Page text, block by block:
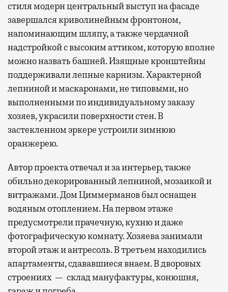
стиля модерн центральный выступ на фасаде
завершался криволинейным фронтоном,
напоминающим шляпу, а также чердачной
надстройкой с высоким аттиком, которую вполне
можно назвать башней. Изящные кронштейны
поддерживали лепные карнизы. Характерной
лепниной и маскаронами, не типовыми, но
выполненными по индивидуальному заказу
хозяев, украсили поверхности стен. В
застекленном эркере устроили зимнюю
оранжерею.
Автор проекта отвечал и за интерьер, также
обильно декорированный лепниной, мозаикой и
витражами. Дом Циммерманов был оснащен
водяным отоплением. На первом этаже
предусмотрели прачечную, кухню и даже
фотографическую комнату. Хозяева занимали
второй этаж и антресоль. В третьем находились
апартаменты, сдававшиеся внаем. В дворовых
строениях — склад мануфактуры, конюшня,